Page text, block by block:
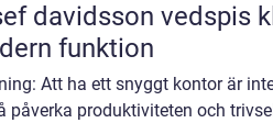
vedspis klassisk värme med
funktion
Att ha ett snyggt kontor är
påverka produktiviteten och